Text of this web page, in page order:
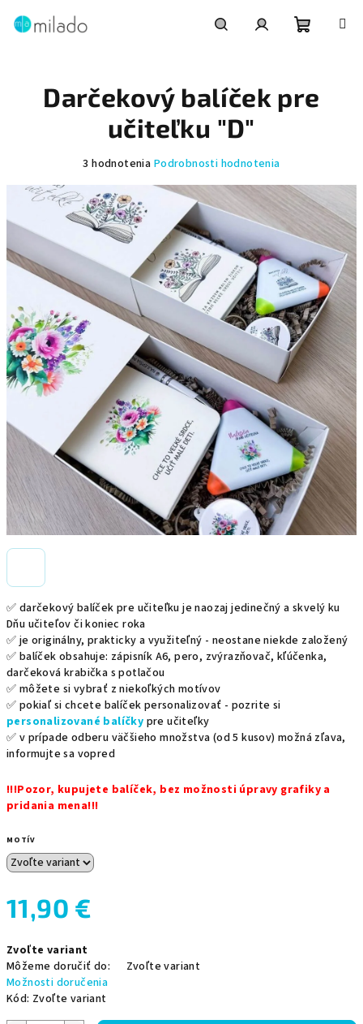
košík
✅ darčekový balíček pre učiteľku je naozaj jedinečný a skvelý ku
Dňu učiteľov či koniec roka
✅ je originálny, prakticky a využiteľný - neostane niekde založený
✅ balíček obsahuje: zápisník A6, pero, zvýrazňovač, kľúčenka,
darčeková krabička s potlačou
✅ môžete si vybrať z niekoľkých motívov
✅ pokiaľ si chcete balíček personalizovať - pozrite si
personalizované balíčky pre učiteľky
✅ v prípade odberu väčšieho množstva (od 5 kusov) možná zľava,
informujte sa vopred
!!!Pozor, kupujete balíček, bez možnosti úpravy grafiky a
pridania mena!!!
MOTÍV
11,90 €
cena:
Zvoľte variant
Môžeme doručiť do:
Zvoľte variant
Možnosti doručenia
Kód: Zvoľte variant
Darčekový balíček pre
učiteľku "D"
Priemerné
produktu
je
4,0
5
hviezdičiek.
3 hodnotenia Podrobnosti hodnotenia